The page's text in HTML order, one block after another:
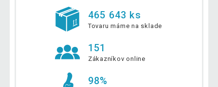
465 643 ks
Tovaru máme na sklade
151
Zákazníkov online
98%